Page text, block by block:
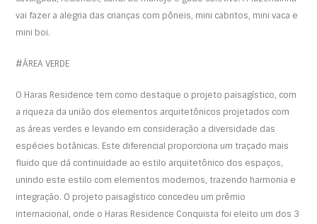
vai fazer a alegria das crianças com pôneis, mini cabritos, mini vaca e
mini boi.
#ÁREA VERDE
O Haras Residence tem como destaque o projeto paisagístico, com
a riqueza da união dos elementos arquitetônicos projetados com
as áreas verdes e levando em consideração a diversidade das
espécies botânicas. Este diferencial proporciona um traçado mais
fluido que dá continuidade ao estilo arquitetônico dos espaços,
unindo este estilo com elementos modernos, trazendo harmonia e
integração. O projeto paisagístico concedeu um prêmio
internacional, onde o Haras Residence Conquista foi eleito um dos 3